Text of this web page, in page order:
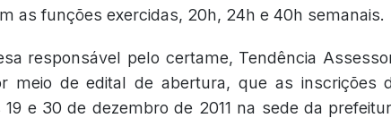
as funções exercidas, 20h, 24h e 40h semanais.
responsável pelo certame, Tendência
meio de edital de abertura, que as inscrições
e 30 de dezembro de 2011 na sede da